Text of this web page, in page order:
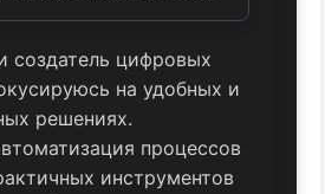
создатель цифровых
на удобных и
решениях.
процессов
инструментов